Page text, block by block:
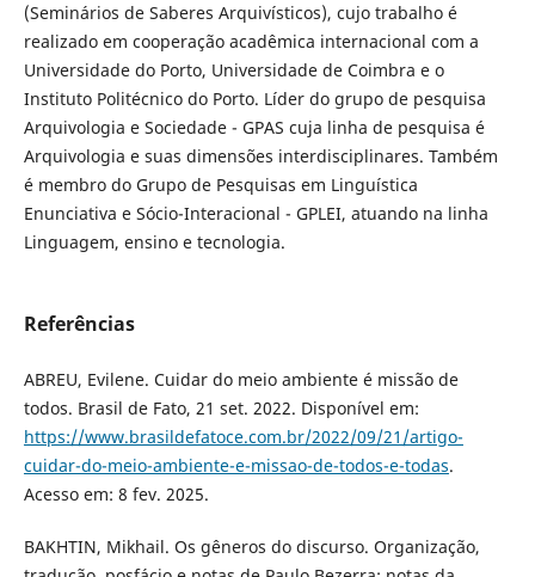
(Seminários de Saberes Arquivísticos), cujo trabalho é
realizado em cooperação acadêmica internacional com a
Universidade do Porto, Universidade de Coimbra e o
Instituto Politécnico do Porto. Líder do grupo de pesquisa
Arquivologia e Sociedade - GPAS cuja linha de pesquisa é
Arquivologia e suas dimensões interdisciplinares. Também
é membro do Grupo de Pesquisas em Linguística
Enunciativa e Sócio-Interacional - GPLEI, atuando na linha
Linguagem, ensino e tecnologia.
Referências
ABREU, Evilene. Cuidar do meio ambiente é missão de
todos. Brasil de Fato, 21 set. 2022. Disponível em:
https://www.brasildefatoce.com.br/2022/09/21/artigo-
cuidar-do-meio-ambiente-e-missao-de-todos-e-todas.
Acesso em: 8 fev. 2025.
BAKHTIN, Mikhail. Os gêneros do discurso. Organização,